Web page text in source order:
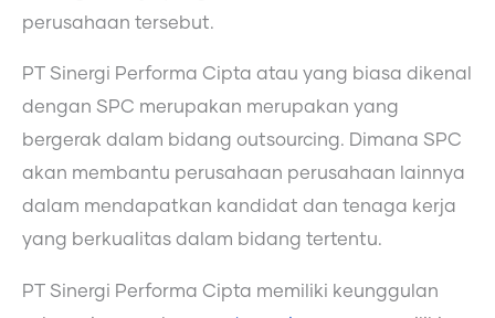
perusahaan tersebut.
PT Sinergi Performa Cipta atau yang biasa dikenal
dengan SPC merupakan merupakan yang
bergerak dalam bidang outsourcing. Dimana SPC
akan membantu perusahaan perusahaan lainnya
dalam mendapatkan kandidat dan tenaga kerja
yang berkualitas dalam bidang tertentu.
PT Sinergi Performa Cipta memiliki keunggulan